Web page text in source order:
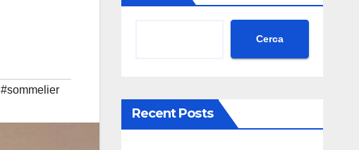
#sommelier
Cerca
Recent Posts